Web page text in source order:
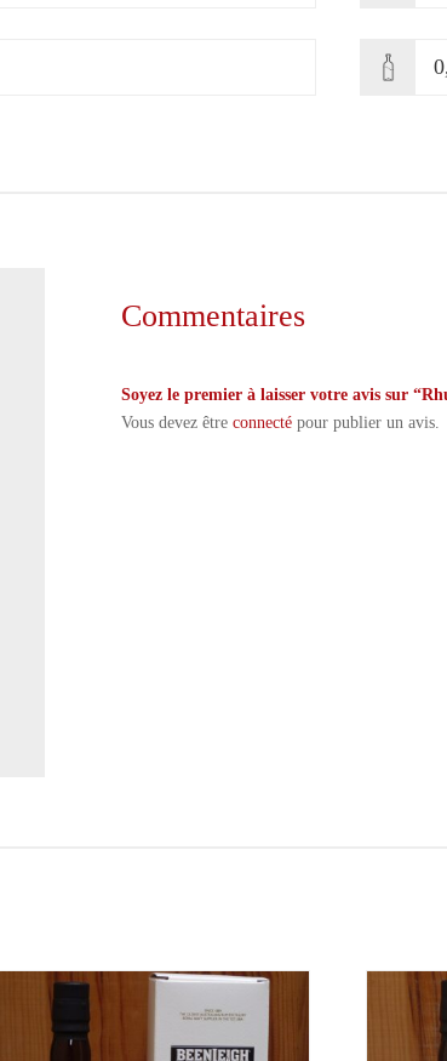
Commentaires
Soyez le premier à laisser votre avis sur
Vous devez être connectépour publier un avis.